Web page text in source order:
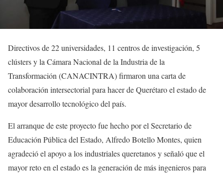
Directivos de 22 universidades, 11 centros de investigación, 5
clústers y la Cámara Nacional de la Industria de la
Transformación (CANACINTRA) firmaron una carta de
colaboración intersectorial para hacer de Querétaro el estado de
mayor desarrollo tecnológico del país.
El arranque de este proyecto fue hecho por el Secretario de
Educación Pública del Estado, Alfredo Botello Montes, quien
agradeció el apoyo a los industriales queretanos y señaló que el
mayor reto en el estado es la generación de más ingenieros para